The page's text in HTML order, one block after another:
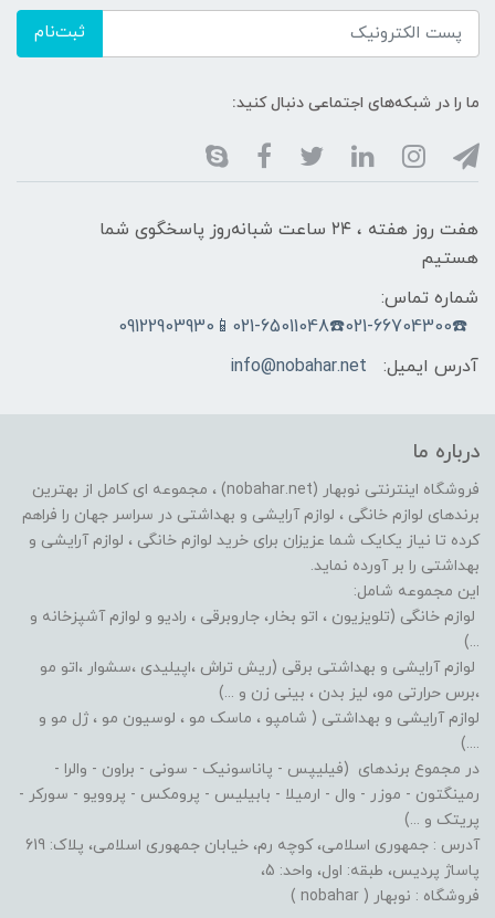
ثبت‌نام
ما را در شبکه‌های اجتماعی دنبال کنید:
هفت روز هفته ، ۲۴ ساعت شبانه‌روز پاسخگوی شما
هستیم
شماره تماس:
☎️021-66704300☎️021-65011048📱09122903930
آدرس ایمیل:
info@nobahar.net
درباره ما
فروشگاه اینترنتی نوبهار (nobahar.net) ، مجموعه ای کامل از بهترین
برندهای لوازم خانگی ، لوازم آرایشی و بهداشتی در سراسر جهان را فراهم
کرده تا نیاز یکایک شما عزیزان برای خرید لوازم خانگی ، لوازم آرایشی و
بهداشتی را بر آورده نماید.
این مجموعه شامل:
لوازم خانگی (تلویزیون ، اتو بخار، جاروبرقی ، رادیو و لوازم آشپزخانه و
...)
لوازم آرایشی و بهداشتی برقی (ریش تراش ،اپیلیدی ،سشوار ،اتو مو
،برس حرارتی مو، لیز بدن ، بینی زن و ...)
لوازم آرایشی و بهداشتی ( شامپو ، ماسک مو ، لوسیون مو ، ژل مو و
....)
در مجموع برندهای (فیلیپس - پاناسونیک - سونی - براون - والرا -
رمینگتون - موزر - وال - ارمیلا - بابیلیس - پرومکس - پروویو - سورکر -
پریتک و ...)
آدرس : جمهوری اسلامی، کوچه رم، خیابان جمهوری اسلامی، پلاک: 619
پاساژ پردیس، طبقه: اول، واحد: 5،
فروشگاه : نوبهار ( nobahar )